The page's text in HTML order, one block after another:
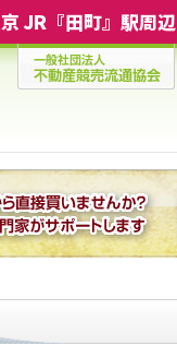
JR『田町』駅周辺